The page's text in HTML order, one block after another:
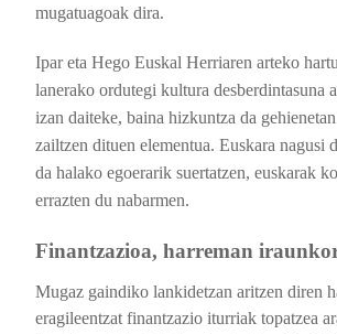
mugatuagoak dira.
Ipar eta Hego Euskal Herriaren arteko
lanerako ordutegi kultura desberdintasuna
izan daiteke, baina hizkuntza da
zailtzen dituen elementua. Euskara nagusi
da halako egoerarik suertatzen, euskarak
errazten du nabarmen.
Finantzazioa, harreman
Mugaz gaindiko lankidetzan aritzen diren
eragileentzat finantzazio iturriak topatzea